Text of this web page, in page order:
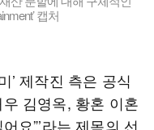
캡처
’ 제작진 측은 공식
김영옥, 황혼 이혼
요”’라는 제목의 선